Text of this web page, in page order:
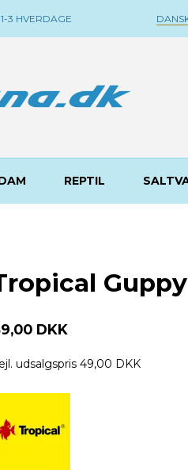
1-3 HVERDAGE
REPTIL
DKK
udsalgspris 49,00 DKK